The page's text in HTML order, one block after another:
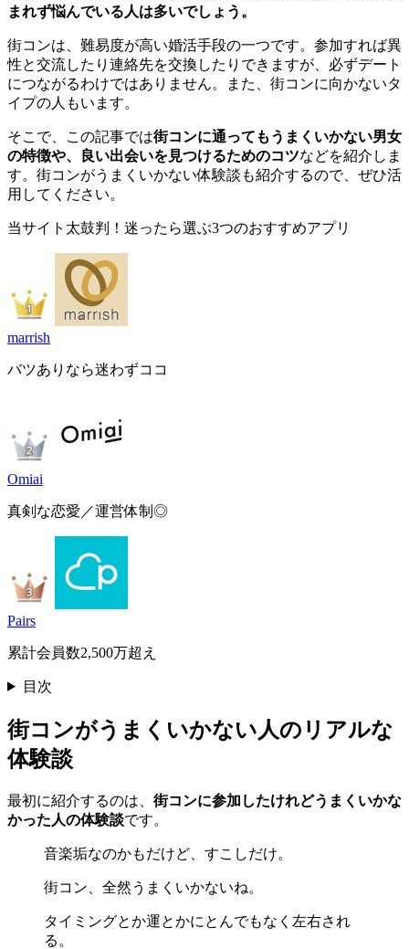
まれず悩んでいる人は多いでしょう。
街コンは、難易度が高い婚活手段の一つです。参加すれば異
性と交流したり連絡先を交換したりできますが、必ずデート
につながるわけではありません。また、街コンに向かないタ
イプの人もいます。
そこで、この記事では街コンに通ってもうまくいかない男女
の特徴や、良い出会いを見つけるためのコツなどを紹介しま
す。街コンがうまくいかない体験談も紹介するので、ぜひ活
用してください。
当サイト太鼓判！迷ったら選ぶ3つのおすすめアプリ
marrish
バツありなら迷わずココ
Omiai
真剣な恋愛／運営体制◎
Pairs
累計会員数2,500万超え
目次
街コンがうまくいかない人のリアルな
体験談
最初に紹介するのは、 街コンに参加したけれどうまくいかな
かった人の体験談です。
音楽垢なのかもだけど、すこしだけ。
街コン、全然うまくいかないね。
タイミングとか運とかにとんでもなく左右され
る。